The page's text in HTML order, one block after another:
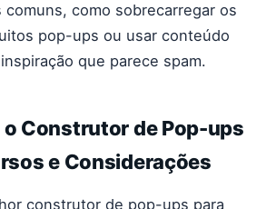
comuns, como sobrecarregar os
pop-ups ou usar conteúdo
que parece spam.
Construtor de Pop-ups
e Considerações
construtor de pop-ups para